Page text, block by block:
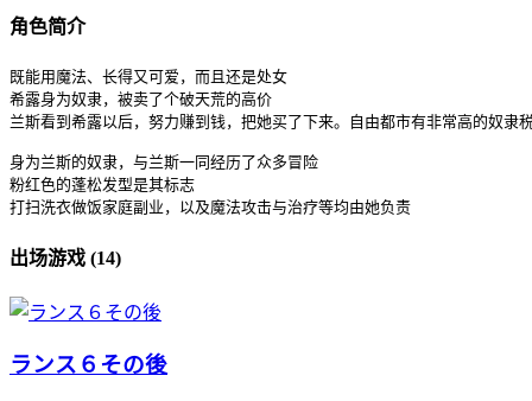
角色简介
既能用魔法、长得又可爱，而且还是处女
希露身为奴隶，被卖了个破天荒的高价
兰斯看到希露以后，努力赚到钱，把她买了下来。自由都市有非常高的奴隶
身为兰斯的奴隶，与兰斯一同经历了众多冒险
粉红色的蓬松发型是其标志
打扫洗衣做饭家庭副业，以及魔法攻击与治疗等均由她负责
出场游戏 (14)
ランス６その後